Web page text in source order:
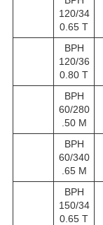
120/34
0.65 T
BPH
120/36
0.80 T
BPH
60/280
.50 М
BPH
60/340
.65 М
BPH
150/34
0.65 T